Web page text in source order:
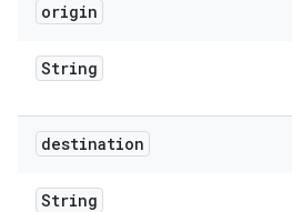
origin
String
destination
String